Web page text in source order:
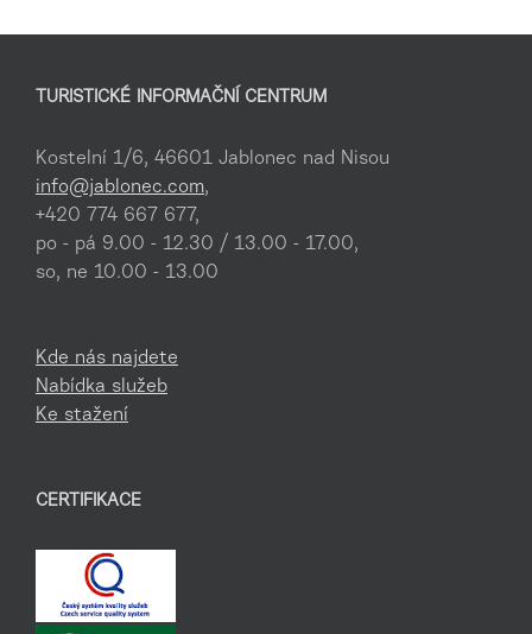
TURISTICKÉ INFORMAČNÍ CENTRUM
Kostelní 1/6, 46601 Jablonec nad Nisou
info@jablonec.com,
+420 774 667 677,
po - pá 9.00 - 12.30 / 13.00 - 17.00,
so, ne 10.00 - 13.00
Kde nás najdete
Nabídka služeb
Ke stažení
CERTIFIKACE